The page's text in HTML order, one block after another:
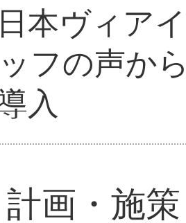
日本ヴィア
フの声か
入
画・施策